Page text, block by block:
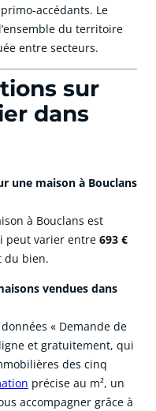
accédants. Le
du territoire
entre secteurs.
sur
dans
une maison à Bouclans
à Bouclans est
peut varier entre 693 €
du bien.
vendues dans
« Demande de
et gratuitement, qui
des cinq
précise au m², un
accompagner grâce à